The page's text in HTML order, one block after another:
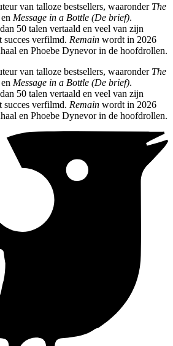
van talloze bestsellers, waaronder The
en Message in a Bottle (De brief).
50 talen vertaald en veel van zijn
succes verfilmd. Remain wordt in 2026
en Phoebe Dynevor in de hoofdrollen.
van talloze bestsellers, waaronder The
en Message in a Bottle (De brief).
50 talen vertaald en veel van zijn
succes verfilmd. Remain wordt in 2026
en Phoebe Dynevor in de hoofdrollen.